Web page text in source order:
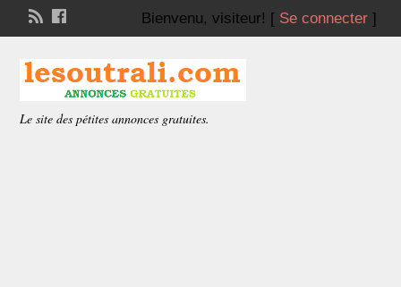
Bienvenu, visiteur! [ Se connecter]
Le site des pétites annonces gratuites.